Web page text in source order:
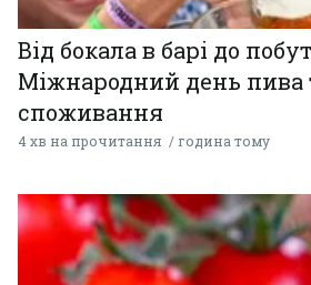
Від бокала в барі до
Міжнародний день пива
споживання
4 хв на прочитання година тому